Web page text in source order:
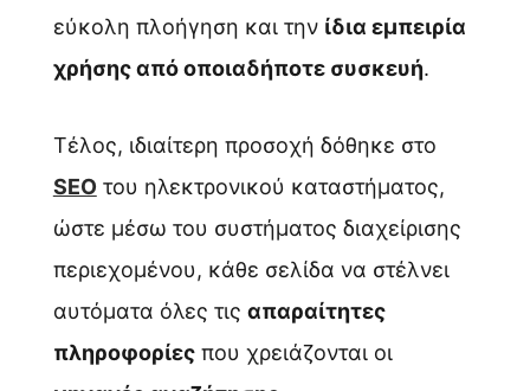
εύκολη πλοήγηση και την ίδια εμπειρία
χρήσης από οποιαδήποτε συσκευή.
Τέλος, ιδιαίτερη προσοχή δόθηκε στο
SEOτου ηλεκτρονικού καταστήματος,
ώστε μέσω του συστήματος διαχείρισης
περιεχομένου, κάθε σελίδα να στέλνει
αυτόματα όλες τις απαραίτητες
πληροφορίεςπου χρειάζονται οι